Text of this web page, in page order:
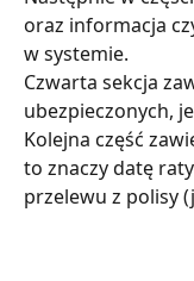
oraz informacja
w systemie.
Czwarta sekcja
ubezpieczonych,
Kolejna część
to znaczy datę
przelewu z polisy